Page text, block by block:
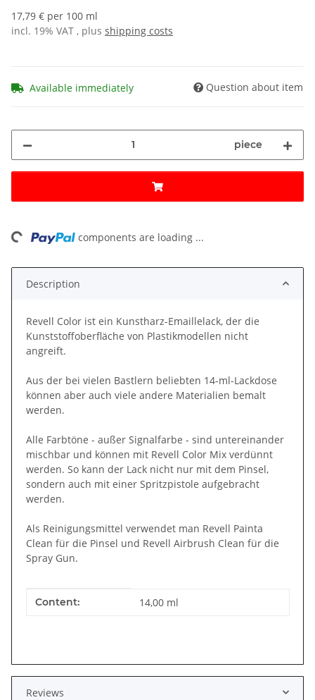
17,79 € per 100 ml
incl. 19% VAT , plus shipping costs
Available immediately Question about item
piece
components are loading ...
Description
Revell Color ist ein Kunstharz-Emaillelack, der die
Kunststoffoberfläche von Plastikmodellen nicht
angreift.
Aus der bei vielen Bastlern beliebten 14-ml-Lackdose
können aber auch viele andere Materialien bemalt
werden.
Alle Farbtöne - außer Signalfarbe - sind untereinander
mischbar und können mit Revell Color Mix verdünnt
werden. So kann der Lack nicht nur mit dem Pinsel,
sondern auch mit einer Spritzpistole aufgebracht
werden.
Als Reinigungsmittel verwendet man Revell Painta
Clean für die Pinsel und Revell Airbrush Clean für die
Spray Gun.
Item information
Value
Content: 14,00 ml
Reviews